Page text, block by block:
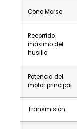
Cono Morse
Recorrido
máximo del
husillo
Potencia del
motor principal
Transmisión